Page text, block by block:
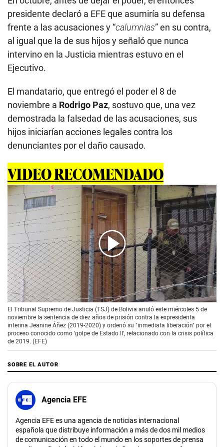
presidente declaró a EFE que asumiría su defensa
frente a las acusaciones y “calumnias” en su contra,
al igual que la de sus hijos y señaló que nunca
intervino en la Justicia mientras estuvo en el
Ejecutivo.
El mandatario, que entregó el poder el 8 de
noviembre a Rodrigo Paz, sostuvo que, una vez
demostrada la falsedad de las acusaciones, sus
hijos iniciarían acciones legales contra los
denunciantes por el daño causado.
VIDEO RECOMENDADO
00:00/00:46
El Tribunal Supremo de Justicia (TSJ) de Bolivia anuló este miércoles 5 de
noviembre la sentencia de diez años de prisión contra la expresidenta
interina Jeanine Áñez (2019-2020) y ordenó su "inmediata liberación" por el
proceso conocido como 'golpe de Estado II', relacionado con la crisis política
de 2019. (EFE)
SOBRE EL AUTOR
Agencia EFE
Agencia EFE es una agencia de noticias internacional
española que distribuye información a más de dos mil medios
de comunicación en todo el mundo en los soportes de prensa